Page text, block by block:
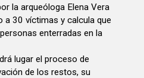
la arqueóloga Elena Vera
a 30 víctimas y calcula que
enterradas en la
lugar el proceso de
de los restos, su